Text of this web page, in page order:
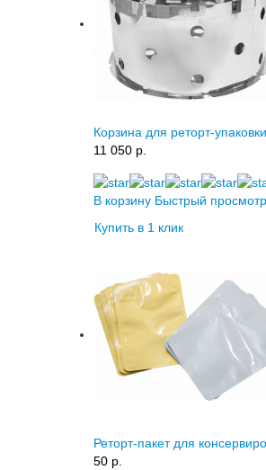
Корзина для реторт-упаковки
11 050 p.
В корзину Быстрый просмотр
Купить в 1 клик
Реторт-пакет для
50 p.